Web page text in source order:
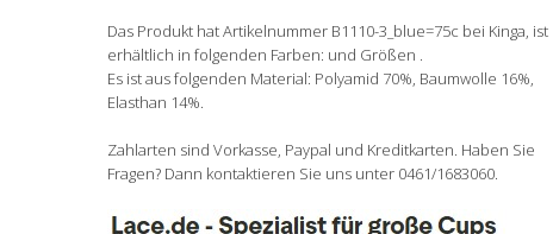
Das Produkt hat Artikelnummer B1110-3_blue=75c bei Kinga, ist
erhältlich in folgenden Farben: und Größen .
Es ist aus folgenden Material: Polyamid 70%, Baumwolle 16%,
Elasthan 14%.
Zahlarten sind Vorkasse, Paypal und Kreditkarten. Haben Sie
Fragen? Dann kontaktieren Sie uns unter 0461/1683060.